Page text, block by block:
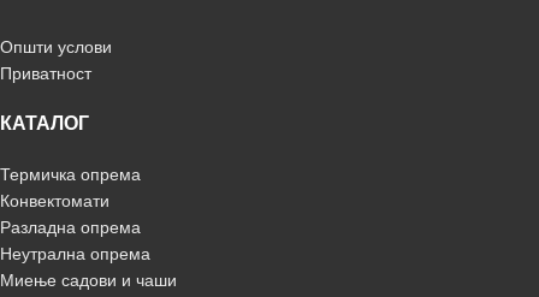
Општи услови
Приватност
КАТАЛОГ
Термичка опрема
Конвектомати
Разладна опрема
Неутрална опрема
Миење садови и чаши